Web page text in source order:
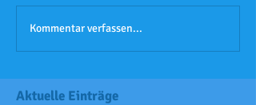
Kommentar verfassen...
Aktuelle Einträge